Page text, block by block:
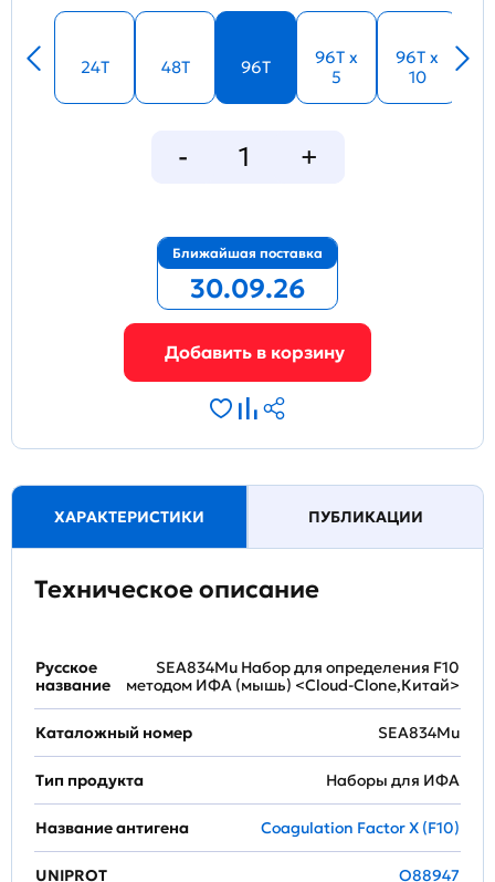
24T 48T 96T
96T x
5
96T x
10
Ближайшая поставка
30.09.26
ХАРАКТЕРИСТИКИ ПУБЛИКАЦИИ
Техническое описание
Русское
название
SEA834Mu Набор для определения F10
методом ИФА (мышь) <Cloud-Clone,Китай>
Каталожный номер SEA834Mu
Тип продукта Наборы для ИФА
Название антигена Coagulation Factor X (F10)
UNIPROT O88947